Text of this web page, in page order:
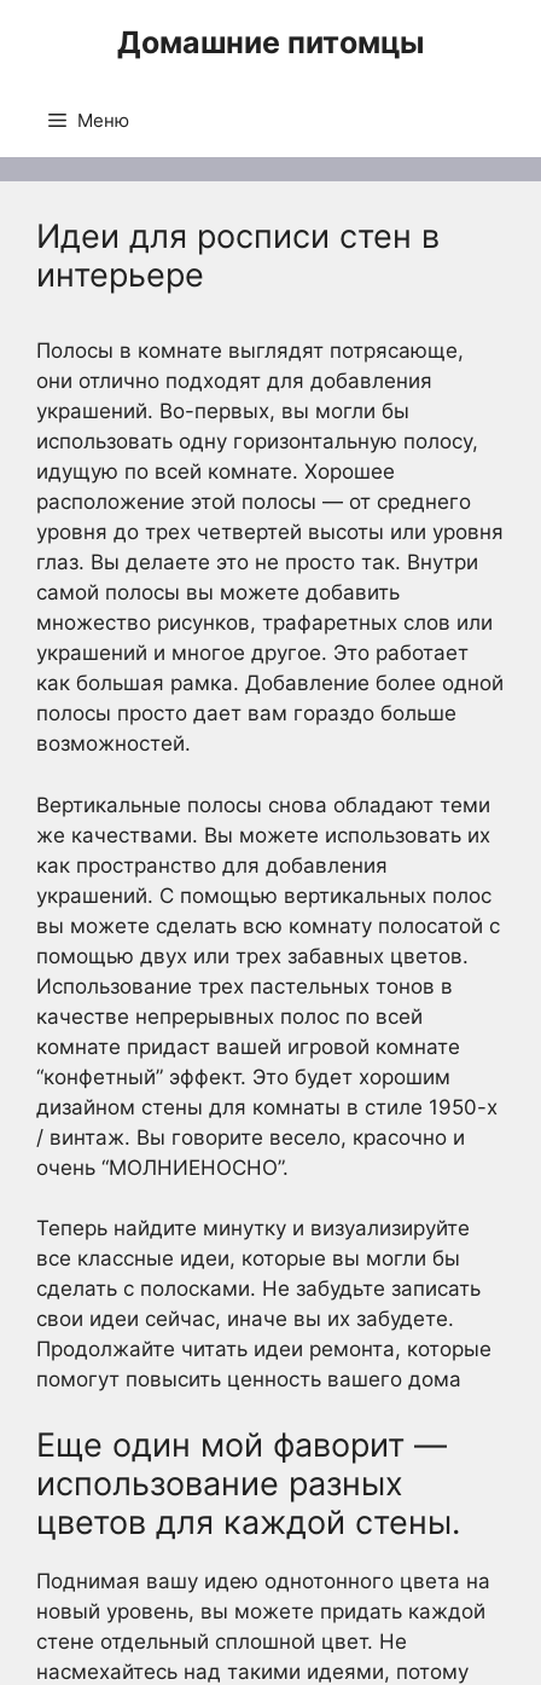
Домашние питомцы
Меню
Идеи для росписи стен в
интерьере
Полосы в комнате выглядят потрясающе,
они отлично подходят для добавления
украшений. Во-первых, вы могли бы
использовать одну горизонтальную полосу,
идущую по всей комнате. Хорошее
расположение этой полосы — от среднего
уровня до трех четвертей высоты или уровня
глаз. Вы делаете это не просто так. Внутри
самой полосы вы можете добавить
множество рисунков, трафаретных слов или
украшений и многое другое. Это работает
как большая рамка. Добавление более одной
полосы просто дает вам гораздо больше
возможностей.
Вертикальные полосы снова обладают теми
же качествами. Вы можете использовать их
как пространство для добавления
украшений. С помощью вертикальных полос
вы можете сделать всю комнату полосатой с
помощью двух или трех забавных цветов.
Использование трех пастельных тонов в
качестве непрерывных полос по всей
комнате придаст вашей игровой комнате
“конфетный” эффект. Это будет хорошим
дизайном стены для комнаты в стиле 1950-х
/ винтаж. Вы говорите весело, красочно и
очень “МОЛНИЕНОСНО”.
Теперь найдите минутку и визуализируйте
все классные идеи, которые вы могли бы
сделать с полосками. Не забудьте записать
свои идеи сейчас, иначе вы их забудете.
Продолжайте читать идеи ремонта, которые
помогут повысить ценность вашего дома
Еще один мой фаворит —
использование разных
цветов для каждой стены.
Поднимая вашу идею однотонного цвета на
новый уровень, вы можете придать каждой
стене отдельный сплошной цвет. Не
насмехайтесь над такими идеями, потому